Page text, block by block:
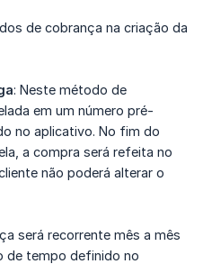
de cobrança na criação da
: Neste método de
em um número pré-
no aplicativo. No fim do
a compra será refeita no
não poderá alterar o
será recorrente mês a mês
de tempo definido no